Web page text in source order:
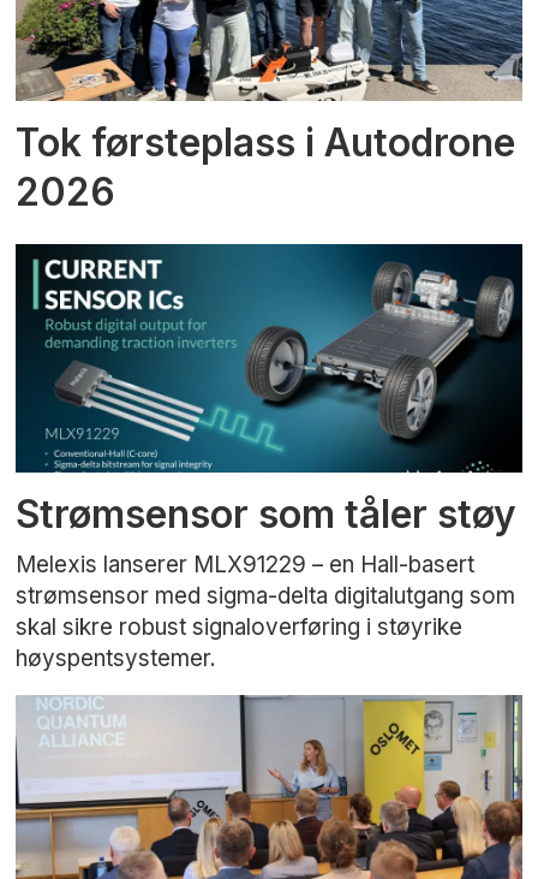
Tok førsteplass i Autodrone
2026
Strømsensor som tåler støy
Melexis lanserer MLX91229 – en Hall-basert
strømsensor med sigma-delta digitalutgang som
skal sikre robust signaloverføring i støyrike
høyspentsystemer.